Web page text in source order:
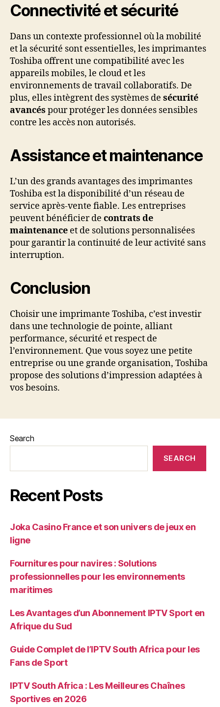
Connectivité et sécurité
Dans un contexte professionnel où la mobilité
et la sécurité sont essentielles, les imprimantes
Toshiba offrent une compatibilité avec les
appareils mobiles, le cloud et les
environnements de travail collaboratifs. De
plus, elles intègrent des systèmes de sécurité
avancés pour protéger les données sensibles
contre les accès non autorisés.
Assistance et maintenance
L’un des grands avantages des imprimantes
Toshiba est la disponibilité d’un réseau de
service après-vente fiable. Les entreprises
peuvent bénéficier de contrats de
maintenance et de solutions personnalisées
pour garantir la continuité de leur activité sans
interruption.
Conclusion
Choisir une imprimante Toshiba, c’est investir
dans une technologie de pointe, alliant
performance, sécurité et respect de
l’environnement. Que vous soyez une petite
entreprise ou une grande organisation, Toshiba
propose des solutions d’impression adaptées à
vos besoins.
Search
SEARCH
Recent Posts
Joka Casino France et son univers de jeux en
ligne
Fournitures pour navires : Solutions
professionnelles pour les environnements
maritimes
Les Avantages d’un Abonnement IPTV Sport en
Afrique du Sud
Guide Complet de l’IPTV South Africa pour les
Fans de Sport
IPTV South Africa : Les Meilleures Chaînes
Sportives en 2026